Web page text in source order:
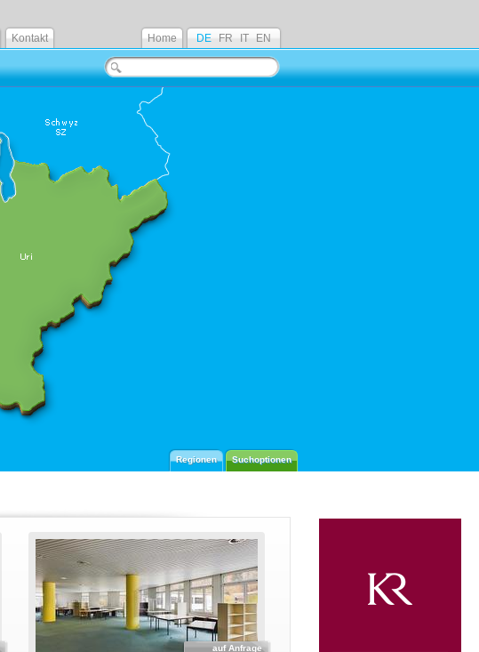
Kontakt Home DE FR IT EN
Suchoptionen
Regionen
auf Anfrage